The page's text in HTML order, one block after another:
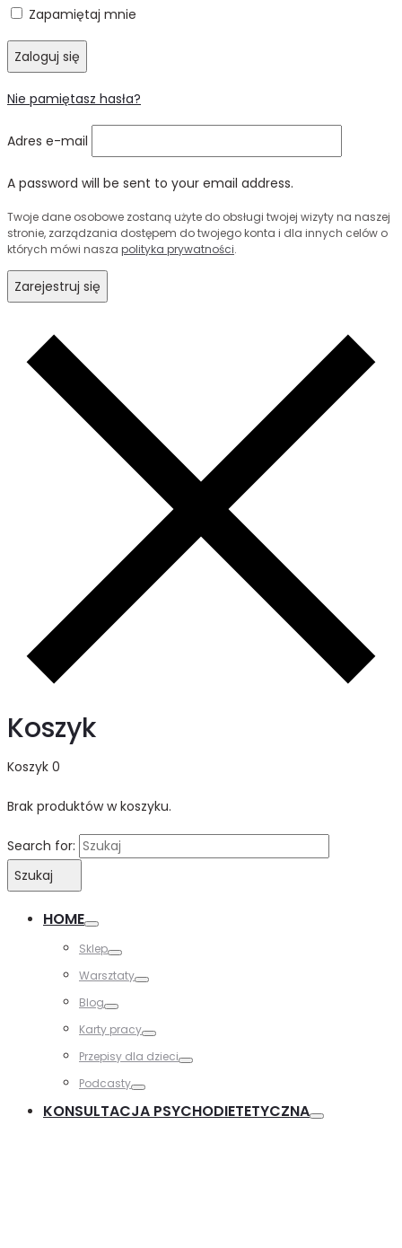
Zapamiętaj mnie
Zaloguj się
Nie pamiętasz hasła?
Adres e-mail
A password will be sent to your email address.
Twoje dane osobowe zostaną użyte do obsługi twojej wizyty na naszej
stronie, zarządzania dostępem do twojego konta i dla innych celów o
których mówi nasza polityka prywatności.
Zarejestruj się
Koszyk
Koszyk 0
Brak produktów w koszyku.
Search for:
Szukaj
HOME
Sklep
Warsztaty
Blog
Karty pracy
Przepisy dla dzieci
Podcasty
KONSULTACJA PSYCHODIETETYCZNA